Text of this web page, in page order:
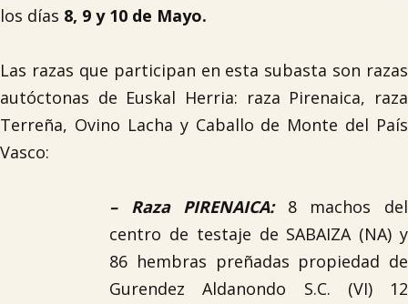
los días 8, 9 y 10 de Mayo.
Las razas que participan en esta subasta son razas
autóctonas de Euskal Herria: raza Pirenaica, raza
Terreña, Ovino Lacha y Caballo de Monte del País
Vasco:
– Raza PIRENAICA:8 machos del
centro de testaje de SABAIZA (NA) y
86 hembras preñadas propiedad de
Gurendez Aldanondo S.C. (VI) 12